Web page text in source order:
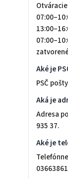
Aké je
PSČ
Aká je
Adresa
935 37.
Aké je